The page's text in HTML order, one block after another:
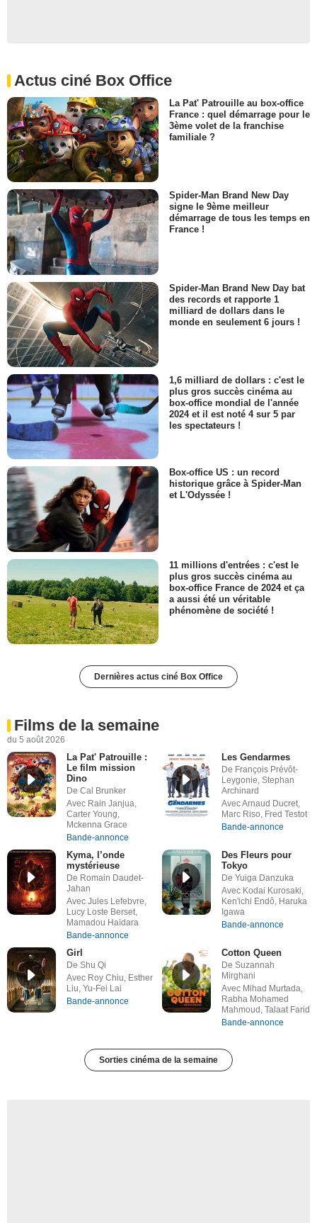
Actus ciné Box Office
La Pat' Patrouille au box-office
France : quel démarrage pour le
3ème volet de la franchise
familiale ?
Spider-Man Brand New Day
signe le 9ème meilleur
démarrage de tous les temps en
France !
Spider-Man Brand New Day bat
des records et rapporte 1
milliard de dollars dans le
monde en seulement 6 jours !
1,6 milliard de dollars : c'est le
plus gros succès cinéma au
box-office mondial de l'année
2024 et il est noté 4 sur 5 par
les spectateurs !
Box-office US : un record
historique grâce à Spider-Man
et L'Odyssée !
11 millions d'entrées : c'est le
plus gros succès cinéma au
box-office France de 2024 et ça
a aussi été un véritable
phénomène de société !
Dernières actus ciné Box Office
Films de la semaine
du 5 août 2026
La Pat' Patrouille :
Le film mission
Dino
De Cal Brunker
Avec Rain Janjua,
Carter Young,
Mckenna Grace
Bande-annonce
Les Gendarmes
De François Prévôt-
Leygonie, Stephan
Archinard
Avec Arnaud Ducret,
Marc Riso, Fred Testot
Bande-annonce
Kyma, l’onde
mystérieuse
De Romain Daudet-
Jahan
Avec Jules Lefebvre,
Lucy Loste Berset,
Mamadou Haïdara
Bande-annonce
Des Fleurs pour
Tokyo
De Yuiga Danzuka
Avec Kodai Kurosaki,
Ken'ichi Endô, Haruka
Igawa
Bande-annonce
Girl
De Shu Qi
Avec Roy Chiu, Esther
Liu, Yu-Fei Lai
Bande-annonce
Cotton Queen
De Suzannah
Mirghani
Avec Mihad Murtada,
Rabha Mohamed
Mahmoud, Talaat Farid
Bande-annonce
Sorties cinéma de la semaine